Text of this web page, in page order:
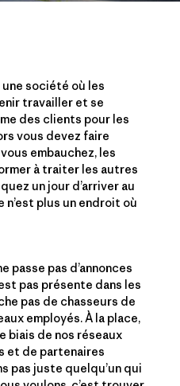
société où les
travailler et se
des clients pour les
vous devez faire
embauchez, les
à traiter les autres
un jour d’arriver au
plus un endroit où
passe pas d’annonces
pas présente dans les
pas de chasseurs de
employés. À la place,
biais de nos réseaux
et de partenaires
pas juste quelqu’un qui